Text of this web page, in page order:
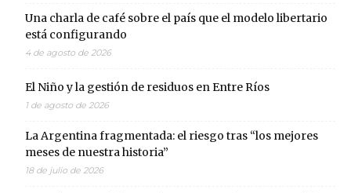
Una charla de café sobre el país que el modelo libertario
está configurando
4 de agosto de 2026
El Niño y la gestión de residuos en Entre Ríos
1 de agosto de 2026
La Argentina fragmentada: el riesgo tras “los mejores
meses de nuestra historia”
18 de julio de 2026